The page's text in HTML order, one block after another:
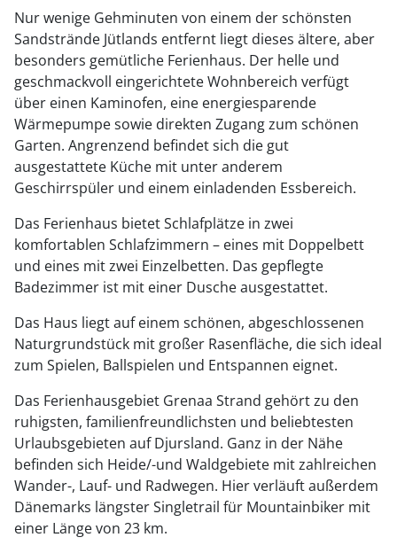
Nur wenige Gehminuten von einem der schönsten
Sandstrände Jütlands entfernt liegt dieses ältere, aber
besonders gemütliche Ferienhaus. Der helle und
geschmackvoll eingerichtete Wohnbereich verfügt
über einen Kaminofen, eine energiesparende
Wärmepumpe sowie direkten Zugang zum schönen
Garten. Angrenzend befindet sich die gut
ausgestattete Küche mit unter anderem
Geschirrspüler und einem einladenden Essbereich.
Das Ferienhaus bietet Schlafplätze in zwei
komfortablen Schlafzimmern – eines mit Doppelbett
und eines mit zwei Einzelbetten. Das gepflegte
Badezimmer ist mit einer Dusche ausgestattet.
Das Haus liegt auf einem schönen, abgeschlossenen
Naturgrundstück mit großer Rasenfläche, die sich ideal
zum Spielen, Ballspielen und Entspannen eignet.
Das Ferienhausgebiet Grenaa Strand gehört zu den
ruhigsten, familienfreundlichsten und beliebtesten
Urlaubsgebieten auf Djursland. Ganz in der Nähe
befinden sich Heide/-und Waldgebiete mit zahlreichen
Wander-, Lauf- und Radwegen. Hier verläuft außerdem
Dänemarks längster Singletrail für Mountainbiker mit
einer Länge von 23 km.